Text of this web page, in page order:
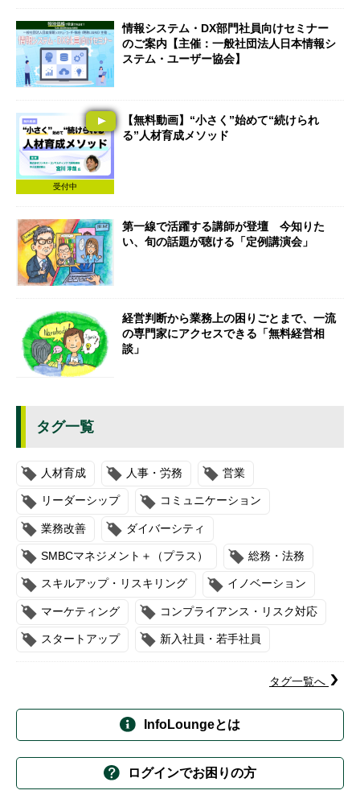
情報システム・DX部門社員向けセミナー
のご案内【主催：一般社団法人日本情報シ
ステム・ユーザー協会】
受付中
【無料動画】“小さく”始めて“続けられ
る”人材育成メソッド
第一線で活躍する講師が登壇 今知りた
い、旬の話題が聴ける「定例講演会」
経営判断から業務上の困りごとまで、一流
の専門家にアクセスできる「無料経営相
談」
タグ一覧
人材育成 人事・労務 営業
リーダーシップ コミュニケーション
業務改善 ダイバーシティ
SMBCマネジメント＋（プラス） 総務・法務
スキルアップ・リスキリング イノベーション
マーケティング コンプライアンス・リスク対応
スタートアップ 新入社員・若手社員
タグ一覧へ
InfoLoungeとは
ログインでお困りの方